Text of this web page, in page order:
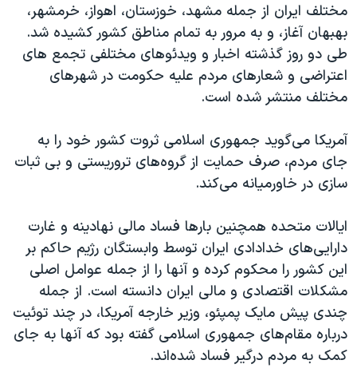
مختلف ایران از جمله مشهد، خوزستان، اهواز، خرمشهر،
بهبهان آغاز، و به مرور به تمام مناطق کشور کشیده شد.
طی دو روز گذشته اخبار و ویدئوهای مختلفی تجمع های
اعتراضی و شعارهای مردم علیه حکومت در شهرهای
مختلف منتشر شده است.
آمریکا می‌گوید جمهوری اسلامی ثروت کشور خود را به
جای مردم، صرف حمایت از گروه‌های تروریستی و بی ثبات
سازی در خاورمیانه می‌کند.
ایالات متحده همچنین بارها فساد مالی نهادینه و غارت
دارایی‌های خدادادی ایران توسط وابستگان رژیم حاکم بر
این کشور را محکوم کرده و آنها را از جمله عوامل اصلی
مشکلات اقتصادی و مالی ایران دانسته است. از جمله
چندی پیش مایک پمپئو، وزیر خارجه آمریکا، در چند توئیت
درباره مقام‌های جمهوری اسلامی گفته بود که آنها به جای
کمک به مردم درگیر فساد شده‌اند.